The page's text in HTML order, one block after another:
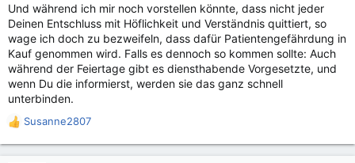
Und während ich mir noch vorstellen könnte, dass nicht jeder
Deinen Entschluss mit Höflichkeit und Verständnis quittiert, so
wage ich doch zu bezweifeln, dass dafür Patientengefährdung in
Kauf genommen wird. Falls es dennoch so kommen sollte: Auch
während der Feiertage gibt es diensthabende Vorgesetzte, und
wenn Du die informierst, werden sie das ganz schnell
unterbinden.
R
a
Susanne2807